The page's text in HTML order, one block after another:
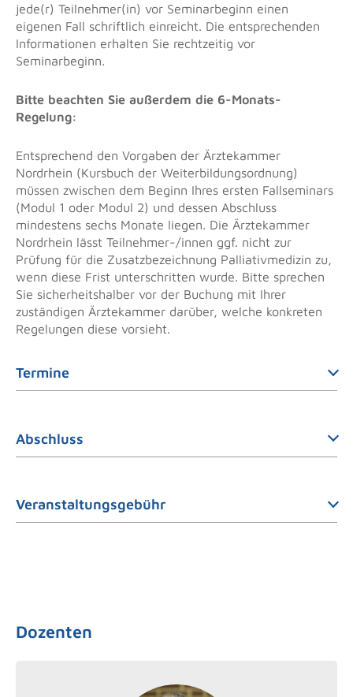
jede(r) Teilnehmer(in) vor Seminarbeginn einen
eigenen Fall schriftlich einreicht. Die entsprechenden
Informationen erhalten Sie rechtzeitig vor
Seminarbeginn.
Bitte beachten Sie außerdem die 6-Monats-
Regelung:
Entsprechend den Vorgaben der Ärztekammer
Nordrhein (Kursbuch der Weiterbildungsordnung)
müssen zwischen dem Beginn Ihres ersten Fallseminars
(Modul 1 oder Modul 2) und dessen Abschluss
mindestens sechs Monate liegen. Die Ärztekammer
Nordrhein lässt Teilnehmer-/innen ggf. nicht zur
Prüfung für die Zusatzbezeichnung Palliativmedizin zu,
wenn diese Frist unterschritten wurde. Bitte sprechen
Sie sicherheitshalber vor der Buchung mit Ihrer
zuständigen Ärztekammer darüber, welche konkreten
Regelungen diese vorsieht.
Termine
Abschluss
Veranstaltungsgebühr
Dozenten